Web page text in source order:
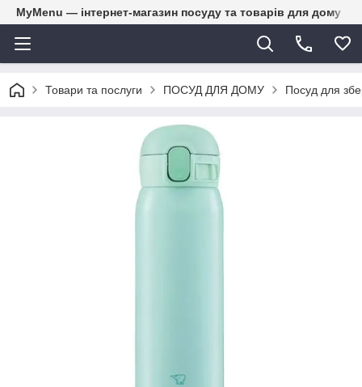
MyMenu — інтернет-магазин посуду та товарів для дому
Товари та послуги ПОСУД ДЛЯ ДОМУ Посуд для